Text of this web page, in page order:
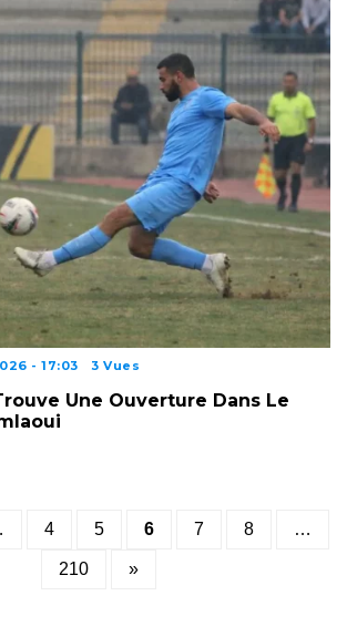
- 17:03 3 Vues
Une Ouverture Dans Le
Posts
pagination
4 5 6 7 8 …
210 »